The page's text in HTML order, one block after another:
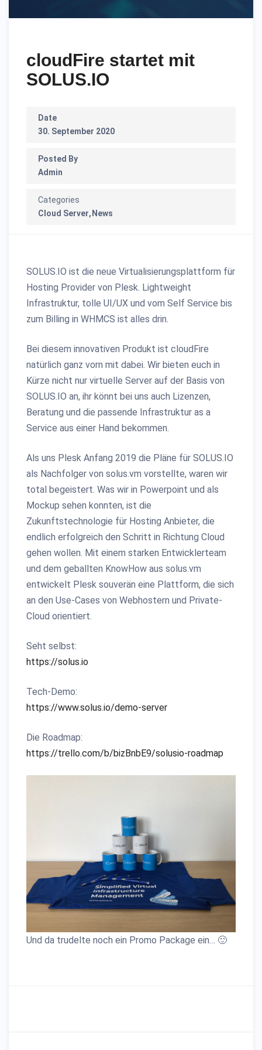
cloudFire startet mit
SOLUS.IO
Date
30. September 2020
Posted By
Admin
Categories
Cloud Server News
SOLUS.IO ist die neue Virtualisierungsplattform für
Hosting Provider von Plesk. Lightweight
Infrastruktur, tolle UI/UX und vom Self Service bis
zum Billing in WHMCS ist alles drin.
Bei diesem innovativen Produkt ist cloudFire
natürlich ganz vorn mit dabei. Wir bieten euch in
Kürze nicht nur virtuelle Server auf der Basis von
SOLUS.IO an, ihr könnt bei uns auch Lizenzen,
Beratung und die passende Infrastruktur as a
Service aus einer Hand bekommen.
Als uns Plesk Anfang 2019 die Pläne für SOLUS.IO
als Nachfolger von solus.vm vorstellte, waren wir
total begeistert. Was wir in Powerpoint und als
Mockup sehen konnten, ist die
Zukunftstechnologie für Hosting Anbieter, die
endlich erfolgreich den Schritt in Richtung Cloud
gehen wollen. Mit einem starken Entwicklerteam
und dem geballten KnowHow aus solus.vm
entwickelt Plesk souverän eine Plattform, die sich
an den Use-Cases von Webhostern und Private-
Cloud orientiert.
Seht selbst:
https://solus.io
Tech-Demo:
https://www.solus.io/demo-server
Die Roadmap:
https://trello.com/b/bizBnbE9/solusio-roadmap
Und da trudelte noch ein Promo Package ein… 🙂